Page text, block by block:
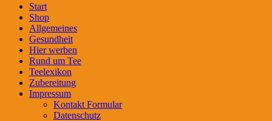
Start
Shop
Allgemeines
Gesundheit
Hier werben
Rund um Tee
Teelexikon
Zubereitung
Impressum
Kontakt Formular
Datenschutz